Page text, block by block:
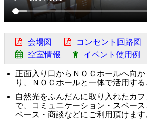
会場図 コンセント回路図
空室情報
イベント使用例
正面入り口からＮＯＣホールへ向
り、ＮＯＣホールと一体で活用する
自然光をふんだんに取り入れたカ
で、コミュニケーション・スペー
ペース・商談などにご利用頂けます